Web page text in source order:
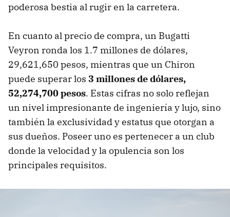
poderosa bestia al rugir en la carretera.
En cuanto al precio de compra, un Bugatti
Veyron ronda los 1.7 millones de dólares,
29,621,650 pesos, mientras que un Chiron
puede superar los 3 millones de dólares,
52,274,700pesos. Estas cifras no solo reflejan
un nivel impresionante de ingeniería y lujo, sino
también la exclusividad y estatus que otorgan a
sus dueños. Poseer uno es pertenecer a un club
donde la velocidad y la opulencia son los
principales requisitos.